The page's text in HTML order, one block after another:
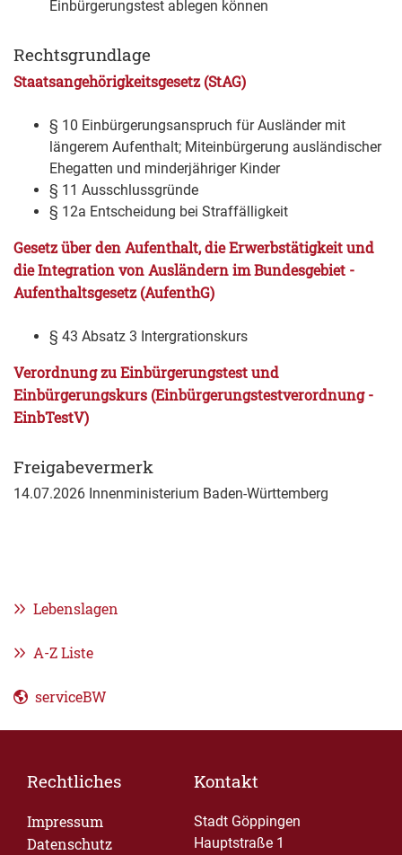
Einbürgerungstest ablegen können
Rechtsgrundlage
Staatsangehörigkeitsgesetz (StAG)
§ 10 Einbürgerungsanspruch für Ausländer mit
längerem Aufenthalt; Miteinbürgerung ausländischer
Ehegatten und minderjähriger Kinder
§ 11 Ausschlussgründe
§ 12a Entscheidung bei Straffälligkeit
Gesetz über den Aufenthalt, die Erwerbstätigkeit und
die Integration von Ausländern im Bundesgebiet -
Aufenthaltsgesetz (AufenthG)
§ 43 Absatz 3 Intergrationskurs
Verordnung zu Einbürgerungstest und
Einbürgerungskurs (Einbürgerungstestverordnung -
EinbTestV)
Freigabevermerk
14.07.2026 Innenministerium Baden-Württemberg
Lebenslagen
A-Z Liste
serviceBW
Rechtliches
Impressum
Datenschutz
Kontakt
Stadt Göppingen
Hauptstraße 1